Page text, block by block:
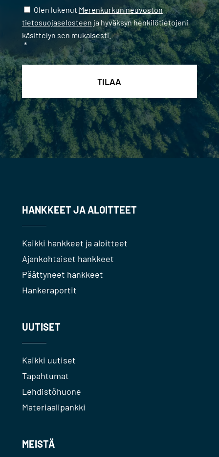
Samtycke *
Olen lukenut Merenkurkun neuvoston
tietosuojaselosteen ja hyväksyn henkilötietojeni
käsittelyn sen mukaisesti.
*
HANKKEET JA ALOITTEET
Kaikki hankkeet ja aloitteet
Ajankohtaiset hankkeet
Päättyneet hankkeet
Hankeraportit
UUTISET
Kaikki uutiset
Tapahtumat
Lehdistöhuone
Materiaalipankki
MEISTÄ